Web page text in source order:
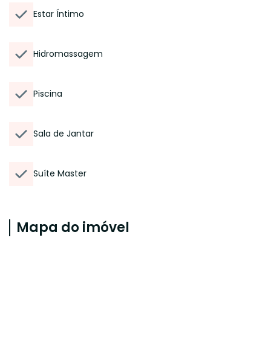
Estar Íntimo
Hidromassagem
Piscina
Sala de Jantar
Suíte Master
Mapa do imóvel